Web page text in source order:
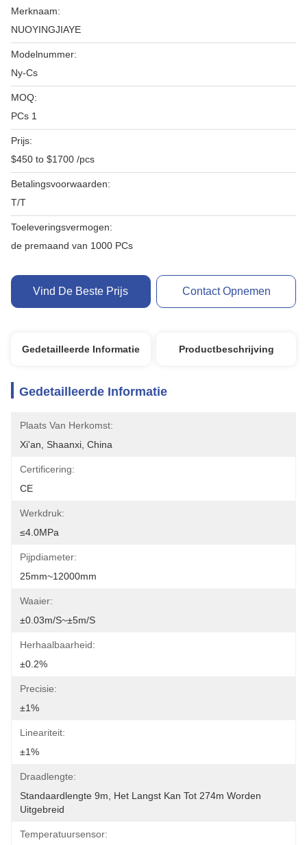
Merknaam:
NUOYINGJIAYE
Modelnummer:
Ny-Cs
MOQ:
PCs 1
Prijs:
$450 to $1700 /pcs
Betalingsvoorwaarden:
T/T
Toeleveringsvermogen:
de premaand van 1000 PCs
Vind De Beste Prijs Contact Opnemen
Gedetailleerde Informatie Productbeschrijving
Gedetailleerde Informatie
Plaats Van Herkomst:
Xi'an, Shaanxi, China
Certificering:
CE
Werkdruk:
≤4.0MPa
Pijpdiameter:
25mm~12000mm
Waaier:
±0.03m/s~±5m/s
Herhaalbaarheid:
±0.2%
Precisie:
±1%
Lineariteit:
±1%
Draadlengte:
Standaardlengte 9m, Het Langst Kan Tot 274m Worden
Uitgebreid
Temperatuursensor: